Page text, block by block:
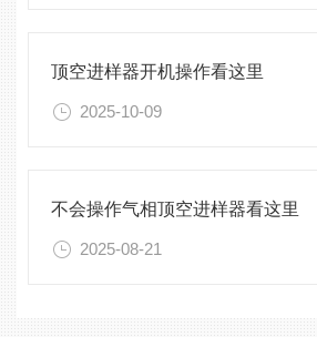
顶空进样器开机操作看这里
2025-10-09
不会操作气相顶空进样器看这里
2025-08-21